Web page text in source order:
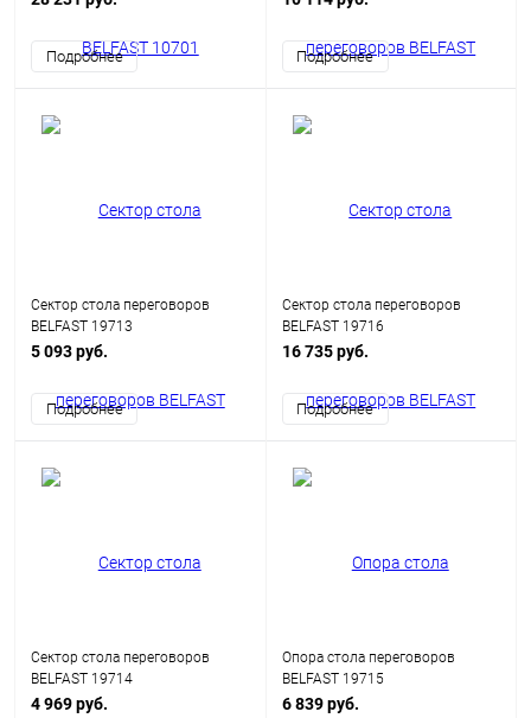
Подробнее Подробнее
Сектор стола переговоров
BELFAST 19713
5 093 руб.
Подробнее
Сектор стола переговоров
BELFAST 19716
16 735 руб.
Подробнее
Сектор стола переговоров
BELFAST 19714
4 969 руб.
Опора стола переговоров
BELFAST 19715
6 839 руб.